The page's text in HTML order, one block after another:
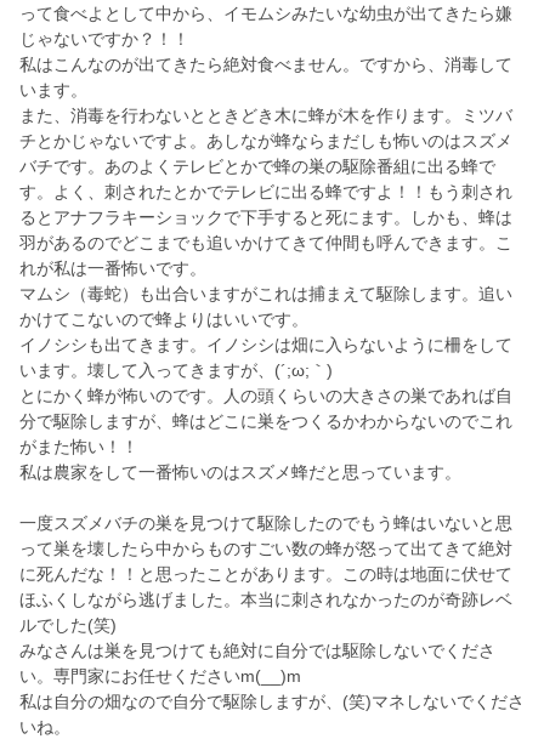
って食べよとして中から、イモムシみたいな幼虫が出てきたら嫌
じゃないですか？！！
私はこんなのが出てきたら絶対食べません。ですから、消毒して
います。
また、消毒を行わないとときどき木に蜂が木を作ります。ミツバ
チとかじゃないですよ。あしなが蜂ならまだしも怖いのはスズメ
バチです。あのよくテレビとかで蜂の巣の駆除番組に出る蜂で
す。よく、刺されたとかでテレビに出る蜂ですよ！！もう刺され
るとアナフラキーショックで下手すると死にます。しかも、蜂は
羽があるのでどこまでも追いかけてきて仲間も呼んできます。こ
れが私は一番怖いです。
マムシ（毒蛇）も出合いますがこれは捕まえて駆除します。追い
かけてこないので蜂よりはいいです。
イノシシも出てきます。イノシシは畑に入らないように柵をして
います。壊して入ってきますが、(´;ω;｀)
とにかく蜂が怖いのです。人の頭くらいの大きさの巣であれば自
分で駆除しますが、蜂はどこに巣をつくるかわからないのでこれ
がまた怖い！！
私は農家をして一番怖いのはスズメ蜂だと思っています。
一度スズメバチの巣を見つけて駆除したのでもう蜂はいないと思
って巣を壊したら中からものすごい数の蜂が怒って出てきて絶対
に死んだな！！と思ったことがあります。この時は地面に伏せて
ほふくしながら逃げました。本当に刺されなかったのが奇跡レベ
ルでした(笑)
みなさんは巣を見つけても絶対に自分では駆除しないでくださ
い。専門家にお任せくださいm(__)m
私は自分の畑なので自分で駆除しますが、(笑)マネしないでくださ
いね。